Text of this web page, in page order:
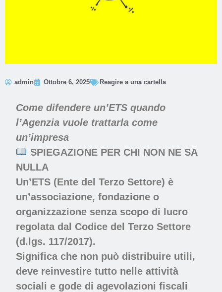
admin Ottobre 6, 2025 Reagire a una cartella
Come difendere un’ETS quando
l’Agenzia vuole trattarla come
un’impresa
SPIEGAZIONE PER CHI NON NE SA
NULLA
Un’ETS (Ente del Terzo Settore) è
un’associazione, fondazione o
organizzazione senza scopo di lucro
regolata dal Codice del Terzo Settore
(d.lgs. 117/2017).
Significa che non può distribuire utili,
deve reinvestire tutto nelle attività
sociali e gode di agevolazioni fiscali